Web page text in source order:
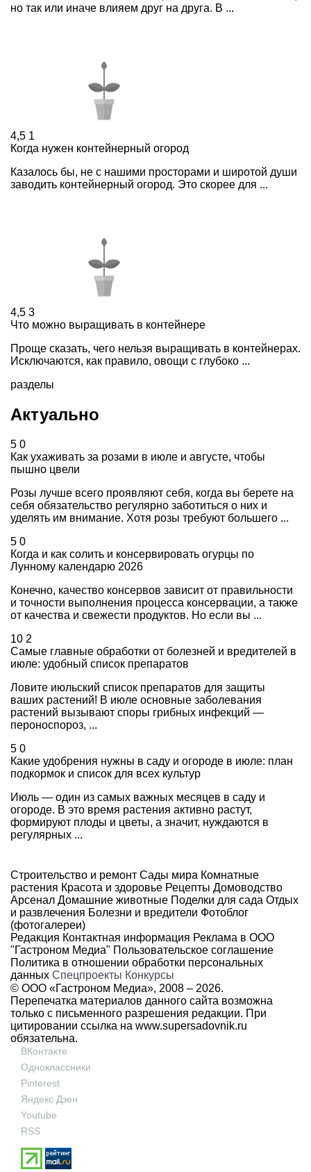
но так или иначе влияем друг на друга. В ...
4,5 1
Когда нужен контейнерный огород
Казалось бы, не с нашими просторами и широтой души
заводить контейнерный огород. Это скорее для ...
4,5 3
Что можно выращивать в контейнере
Проще сказать, чего нельзя выращивать в контейнерах.
Исключаются, как правило, овощи с глубоко ...
разделы
Актуально
5 0
Как ухаживать за розами в июле и августе, чтобы
пышно цвели
Розы лучше всего проявляют себя, когда вы берете на
себя обязательство регулярно заботиться о них и
уделять им внимание. Хотя розы требуют большего ...
5 0
Когда и как солить и консервировать огурцы по
Лунному календарю 2026
Конечно, качество консервов зависит от правильности
и точности выполнения процесса консервации, а также
от качества и свежести продуктов. Но если вы ...
10 2
Самые главные обработки от болезней и вредителей в
июле: удобный список препаратов
Ловите июльский список препаратов для защиты
ваших растений! В июле основные заболевания
растений вызывают споры грибных инфекций —
пероноспороз, ...
5 0
Какие удобрения нужны в саду и огороде в июле: план
подкормок и список для всех культур
Июль — один из самых важных месяцев в саду и
огороде. В это время растения активно растут,
формируют плоды и цветы, а значит, нуждаются в
регулярных ...
Строительство и ремонт Сады мира Комнатные
растения Красота и здоровье Рецепты Домоводство
Арсенал Домашние животные Поделки для сада Отдых
и развлечения Болезни и вредители Фотоблог
(фотогалереи)
Редакция Контактная информация Реклама в ООО
"Гастроном Медиа" Пользовательское соглашение
Политика в отношении обработки персональных
данных Спецпроекты Конкурсы
© ООО «Гастроном Медиа», 2008 – 2026.
Перепечатка материалов данного сайта возможна
только с письменного разрешения редакции. При
цитировании ссылка на www.supersadovnik.ru
обязательна.
ВКонтакте
Одноклассники
Pinterest
Яндекс Дзен
Youtube
RSS